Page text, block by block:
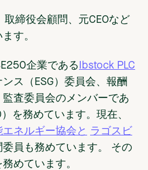
締役会顧問、元CEOなど
す。
企業である Ibstock PLC
ス（ESG）委員会、報酬
査委員会のメンバーであ
を務めています。現在、
ネルギー協会と
ラゴスビ
委員も務めています。 その
めています。